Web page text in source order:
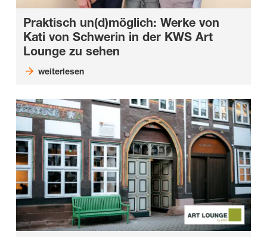
Praktisch un(d)möglich: Werke von
Kati von Schwerin in der KWS Art
Lounge zu sehen
weiterlesen